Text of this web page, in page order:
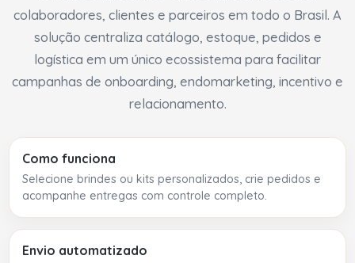
colaboradores, clientes e parceiros em todo o Brasil. A
solução centraliza catálogo, estoque, pedidos e
logística em um único ecossistema para facilitar
campanhas de onboarding, endomarketing, incentivo e
relacionamento.
Como funciona
Selecione brindes ou kits personalizados, crie pedidos e
acompanhe entregas com controle completo.
Envio automatizado